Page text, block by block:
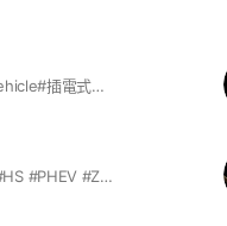
#plug-in hybrid electric vehicle#插電式混合動力#電油車#中华名爵领航新能源#J1772#馭電版#可油可電#AC#Type 1#慢充#MG PHEV FANS CLUB
討論MG全車系車款 #MG #HS #PHEV #ZS #MG4